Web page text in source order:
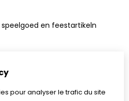
en feestartikeln
pour analyser le trafic du site